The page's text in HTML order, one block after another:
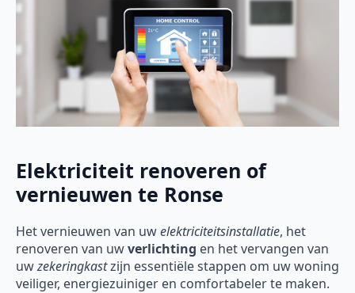
Elektriciteit renoveren of
vernieuwen te Ronse
Het vernieuwen van uwelektriciteitsinstallatie, het
renoveren van uwverlichting en het vervangen van
uwzekeringkastzijn essentiële stappen om uw woning
veiliger, energiezuiniger en comfortabeler te maken.